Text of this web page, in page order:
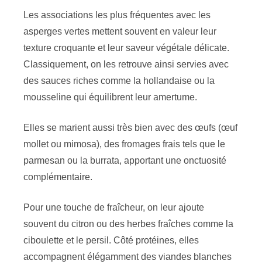
Les associations les plus fréquentes avec les
asperges vertes mettent souvent en valeur leur
texture croquante et leur saveur végétale délicate.
Classiquement, on les retrouve ainsi servies avec
des sauces riches comme la hollandaise ou la
mousseline qui équilibrent leur amertume.
Elles se marient aussi très bien avec des œufs (œuf
mollet ou mimosa), des fromages frais tels que le
parmesan ou la burrata, apportant une onctuosité
complémentaire.
Pour une touche de fraîcheur, on leur ajoute
souvent du citron ou des herbes fraîches comme la
ciboulette et le persil. Côté protéines, elles
accompagnent élégamment des viandes blanches